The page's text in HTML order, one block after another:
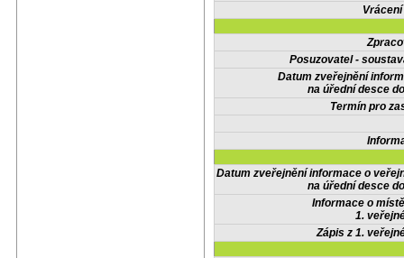
Posuzovatel -
Datum zveřejnění
na úřední desce
Termín pro
Datum zveřejnění informace o
na úřední desce
Informace o
1.
Zápis z 1.